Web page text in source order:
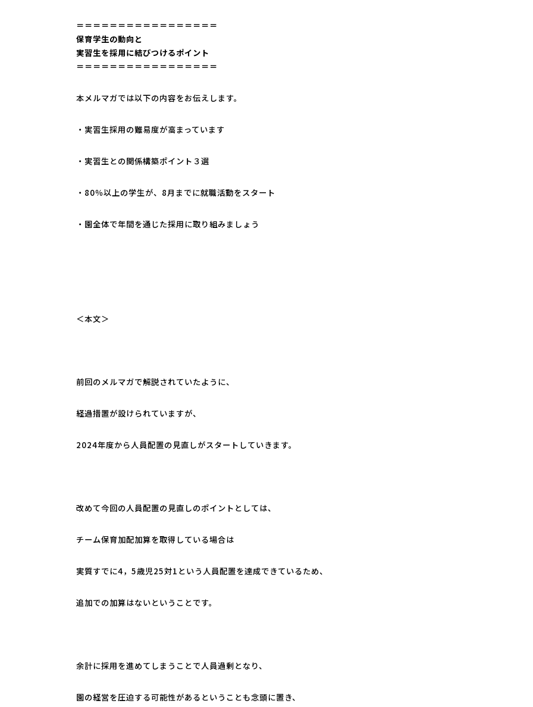
＝＝＝＝＝＝＝＝＝＝＝＝＝＝＝＝＝
保育学生の動向と
実習生を採用に結びつけるポイント
＝＝＝＝＝＝＝＝＝＝＝＝＝＝＝＝＝
本メルマガでは以下の内容をお伝えします。
・実習生採用の難易度が高まっています
・実習生との関係構築ポイント３選
・80％以上の学生が、8月までに就職活動をスタート
・園全体で年間を通じた採用に取り組みましょう
＜本文＞
前回のメルマガで解説されていたように、
経過措置が設けられていますが、
2024年度から人員配置の見直しがスタートしていきます。
改めて今回の人員配置の見直しのポイントとしては、
チーム保育加配加算を取得している場合は
実質すでに4，5歳児25対1という人員配置を達成できているため、
追加での加算はないということです。
余計に採用を進めてしまうことで人員過剰となり、
園の経営を圧迫する可能性があるということも念頭に置き、